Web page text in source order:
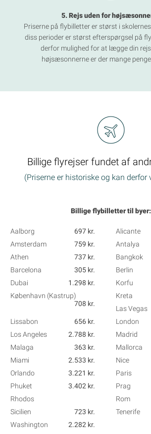
5. Rejs uden for
Priserne på flybilletter er størst i
diss perioder er størst efterspørgsel på
derfor mulighed for at lægge din
højsæsonnerne er der mange penge
Billige flyrejser fundet af
(Priserne er historiske og kan
Billige flybilletter til byer:
Aalborg 697 kr. Alicante
Amsterdam
759 kr. Antalya
Athen
737 kr. Bangkok
Barcelona
305 kr. Berlin
Dubai
1.298 kr. Korfu
København (Kastrup)
708 kr.
Kreta
Las Vegas
Lissabon
656 kr. London
Los Angeles
2.788 kr. Madrid
Malaga
363 kr. Mallorca
Miami
2.533 kr. Nice
Orlando
3.221 kr. Paris
Phuket
3.402 kr. Prag
Rhodos
Rom
Sicilien
723 kr. Tenerife
Washington
2.282 kr.